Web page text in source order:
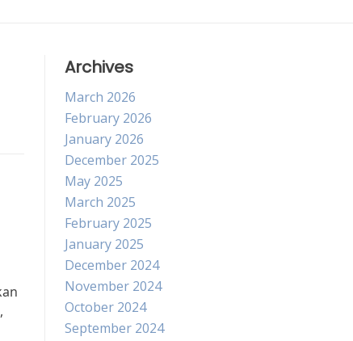
Archives
March 2026
February 2026
January 2026
December 2025
May 2025
March 2025
February 2025
January 2025
December 2024
November 2024
October 2024
September 2024